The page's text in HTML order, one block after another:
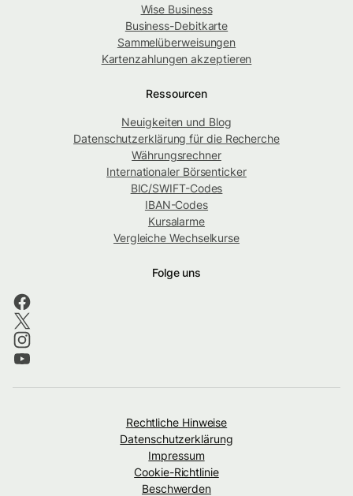
Wise Business
Business-Debitkarte
Sammelüberweisungen
Kartenzahlungen akzeptieren
Ressourcen
Neuigkeiten und Blog
Datenschutzerklärung für die Recherche
Währungsrechner
Internationaler Börsenticker
BIC/SWIFT-Codes
IBAN-Codes
Kursalarme
Vergleiche Wechselkurse
Folge uns
Rechtliche Hinweise
Datenschutzerklärung
Impressum
Cookie-Richtlinie
Beschwerden